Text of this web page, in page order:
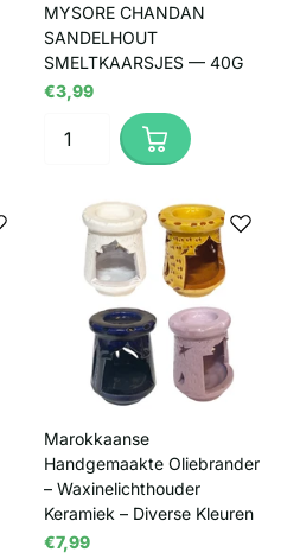
MYSORE CHANDAN
SANDELHOUT
SMELTKAARSJES — 40G
€3,99
Marokkaanse
Handgemaakte Oliebrander
– Waxinelichthouder
Keramiek – Diverse Kleuren
€7,99